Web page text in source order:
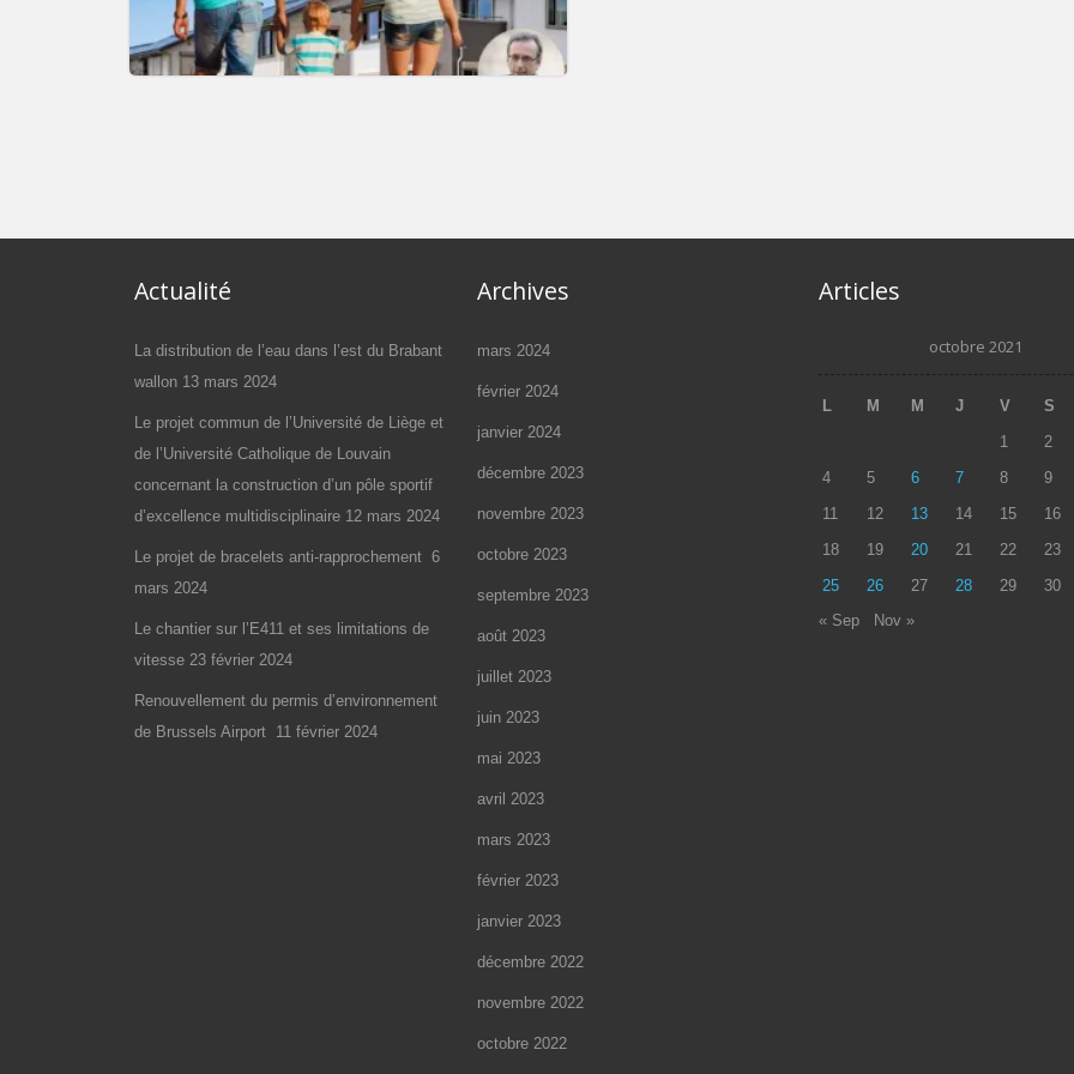
Actualité
La distribution de l’eau dans l’est du Brabant
wallon 13 mars 2024
Le projet commun de l’Université de Liège et
de l’Université Catholique de Louvain
concernant la construction d’un pôle sportif
d’excellence multidisciplinaire 12 mars 2024
Le projet de bracelets anti-rapprochement 6
mars 2024
Le chantier sur l’E411 et ses limitations de
vitesse 23 février 2024
Renouvellement du permis d’environnement
de Brussels Airport 11 février 2024
Archives
mars 2024
février 2024
janvier 2024
décembre 2023
novembre 2023
octobre 2023
septembre 2023
août 2023
juillet 2023
juin 2023
mai 2023
avril 2023
mars 2023
février 2023
janvier 2023
décembre 2022
novembre 2022
octobre 2022
Articles
octobre 2021
L M M J V S
1
2
4
5 6 7 8 9
11
12 13 14 15 16
18
19 20 21 22 23
25
26 27 28 29 30
« Sep
Nov »